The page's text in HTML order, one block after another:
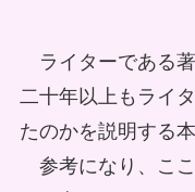
ライターである
二十年以上もライ
たのかを説明する本
参考になり、こ